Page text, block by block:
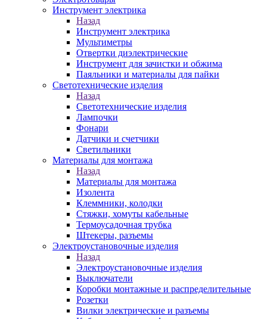
Инструмент электрика
Назад
Инструмент электрика
Мультиметры
Отвертки диэлектрические
Инструмент для зачистки и обжима
Паяльники и материалы для пайки
Светотехнические изделия
Назад
Светотехнические изделия
Лампочки
Фонари
Датчики и счетчики
Светильники
Материалы для монтажа
Назад
Материалы для монтажа
Изолента
Клеммники, колодки
Стяжки, хомуты кабельные
Термоусадочная трубка
Штекеры, разъемы
Электроустановочные изделия
Назад
Электроустановочные изделия
Выключатели
Коробки монтажные и распределительные
Розетки
Вилки электрические и разъемы